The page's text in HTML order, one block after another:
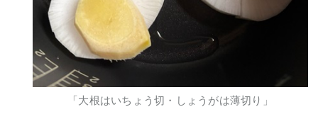
「大根はいちょう切・しょうがは薄切り」